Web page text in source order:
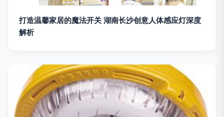
打造温馨家居的魔法开关 湖南长沙创意人体感应灯深度
解析